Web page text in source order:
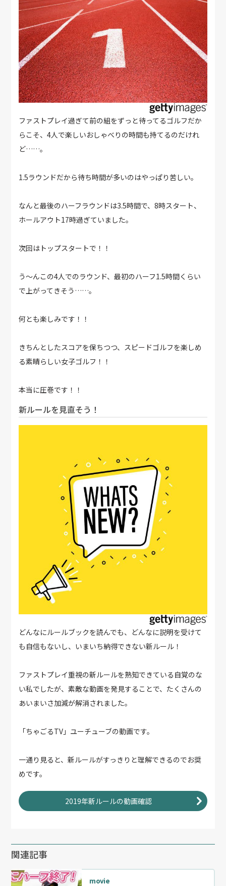
ファストプレイ過ぎて前の組をずっと待ってるゴルフだか
らこそ、4人で楽しいおしゃべりの時間も持てるのだけれ
ど……。
1.5ラウンドだから待ち時間が多いのはやっぱり苦しい。
なんと最後のハーフラウンドは3.5時間で、8時スタート、
ホールアウト17時過ぎていました。
次回はトップスタートで！！
う～んこの4人でのラウンド、最初のハーフ1.5時間くらい
で上がってきそう……。
何とも楽しみです！！
きちんとしたスコアを保ちつつ、スピードゴルフを楽しめ
る素晴らしい女子ゴルフ！！
本当に圧巻です！！
新ルールを見直そう！
どんなにルールブックを読んでも、どんなに説明を受けて
も自信もないし、いまいち納得できない新ルール！
ファストプレイ重視の新ルールを熟知できている自覚のな
い私でしたが、素敵な動画を発見することで、たくさんの
あいまいさ加減が解消されました。
「ちゃごるTV」ユーチューブの動画です。
一通り見ると、新ルールがすっきりと理解できるのでお奨
めです。
2019年新ルールの動画確認
関連記事
movie